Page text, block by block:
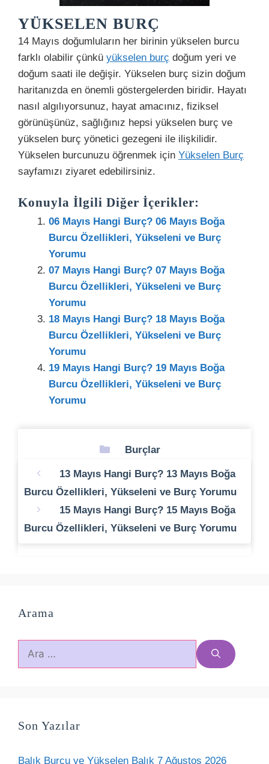
YÜKSELEN BURÇ
14 Mayıs doğumluların her birinin yükselen burcu
farklı olabilir çünkü yükselen burç doğum yeri ve
doğum saati ile değişir. Yükselen burç sizin doğum
haritanızda en önemli göstergelerden biridir. Hayatı
nasıl algılıyorsunuz, hayat amacınız, fiziksel
görünüşünüz, sağlığınız hepsi yükselen burç ve
yükselen burç yönetici gezegeni ile ilişkilidir.
Yükselen burcunuzu öğrenmek için Yükselen Burç
sayfamızı ziyaret edebilirsiniz.
Konuyla İlgili Diğer İçerikler:
06 Mayıs Hangi Burç? 06 Mayıs Boğa
Burcu Özellikleri, Yükseleni ve Burç
Yorumu
07 Mayıs Hangi Burç? 07 Mayıs Boğa
Burcu Özellikleri, Yükseleni ve Burç
Yorumu
18 Mayıs Hangi Burç? 18 Mayıs Boğa
Burcu Özellikleri, Yükseleni ve Burç
Yorumu
19 Mayıs Hangi Burç? 19 Mayıs Boğa
Burcu Özellikleri, Yükseleni ve Burç
Yorumu
Kategoriler
Burçlar
13 Mayıs Hangi Burç? 13 Mayıs Boğa
Burcu Özellikleri, Yükseleni ve Burç Yorumu
15 Mayıs Hangi Burç? 15 Mayıs Boğa
Burcu Özellikleri, Yükseleni ve Burç Yorumu
Arama
için
Son Yazılar
Balık Burcu ve Yükselen Balık 7 Ağustos 2026